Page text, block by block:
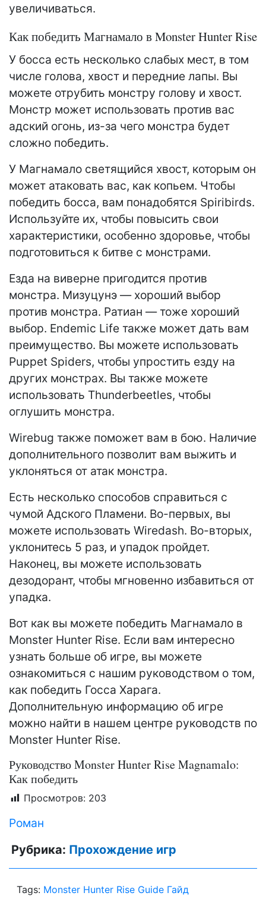
увеличиваться.
Как победить Магнамало в Monster Hunter Rise
У босса есть несколько слабых мест, в том
числе голова, хвост и передние лапы. Вы
можете отрубить монстру голову и хвост.
Монстр может использовать против вас
адский огонь, из-за чего монстра будет
сложно победить.
У Магнамало светящийся хвост, которым он
может атаковать вас, как копьем. Чтобы
победить босса, вам понадобятся Spiribirds.
Используйте их, чтобы повысить свои
характеристики, особенно здоровье, чтобы
подготовиться к битве с монстрами.
Езда на виверне пригодится против
монстра. Мизуцунэ — хороший выбор
против монстра. Ратиан — тоже хороший
выбор. Endemic Life также может дать вам
преимущество. Вы можете использовать
Puppet Spiders, чтобы упростить езду на
других монстрах. Вы также можете
использовать Thunderbeetles, чтобы
оглушить монстра.
Wirebug также поможет вам в бою. Наличие
дополнительного позволит вам выжить и
уклоняться от атак монстра.
Есть несколько способов справиться с
чумой Адского Пламени. Во-первых, вы
можете использовать Wiredash. Во-вторых,
уклонитесь 5 раз, и упадок пройдет.
Наконец, вы можете использовать
дезодорант, чтобы мгновенно избавиться от
упадка.
Вот как вы можете победить Магнамало в
Monster Hunter Rise. Если вам интересно
узнать больше об игре, вы можете
ознакомиться с нашим руководством о том,
как победить Госса Харага.
Дополнительную информацию об игре
можно найти в нашем центре руководств по
Monster Hunter Rise.
Руководство Monster Hunter Rise Magnamalo:
Как победить
Просмотров: 203
Роман
Рубрика: Прохождение игр
Tags: Monster Hunter Rise Guide Гайд